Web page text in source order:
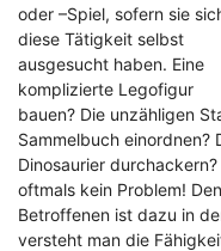
oder –Spiel, sofern sie
diese Tätigkeit selbst
ausgesucht haben. Eine
komplizierte Legofigur
bauen? Die unzähligen
Sammelbuch einordnen?
Dinosaurier
oftmals kein Problem!
Betroffenen ist dazu in
versteht man die